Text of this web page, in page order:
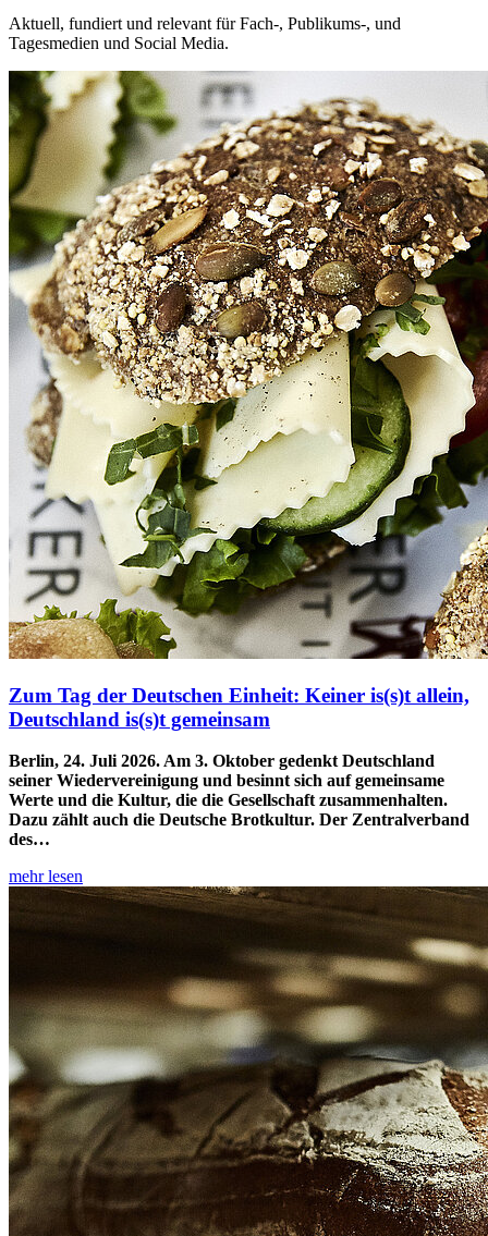
Aktuell, fundiert und relevant für Fach-, Publikums-, und
Tagesmedien und Social Media.
Zum Tag der Deutschen Einheit: Keiner is(s)t allein,
Deutschland is(s)t gemeinsam
Berlin, 24. Juli 2026. Am 3. Oktober gedenkt Deutschland
seiner Wiedervereinigung und besinnt sich auf gemeinsame
Werte und die Kultur, die die Gesellschaft zusammenhalten.
Dazu zählt auch die Deutsche Brotkultur. Der Zentralverband
des…
mehr lesen